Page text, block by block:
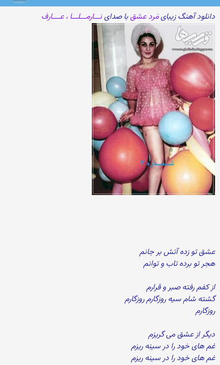
دانلود آهنگ زیبایمَرد عشقبا صداینـــارمـــلـــا ، عــــارف
عشق تو زده آتش بر جانم
هجر تو برده تاب و توانم
از کفم رفته صبر و قرارم
گشته شام سیه روزگارم روزگارم
روزگارم
دیگر از عشق می گریزم
غم های خود را در سینه ریزم
غم های خود را در سینه ریزم